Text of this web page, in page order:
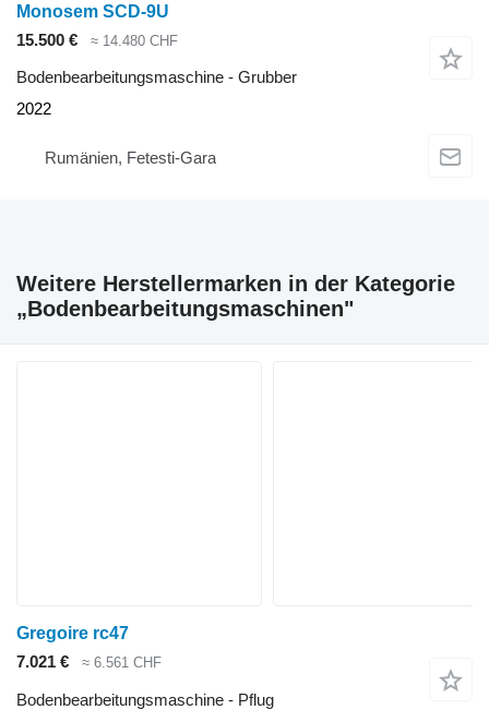
Monosem SCD-9U
15.500 €
≈ 14.480 CHF
Bodenbearbeitungsmaschine - Grubber
2022
Rumänien, Fetesti-Gara
Weitere Herstellermarken in der Kategorie
„Bodenbearbeitungsmaschinen"
Gregoire rc47
7.021 €
≈ 6.561 CHF
Bodenbearbeitungsmaschine - Pflug